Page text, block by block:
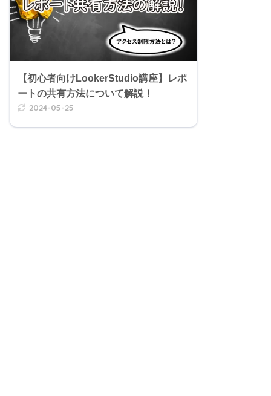
【初心者向けLookerStudio講座】レポ
ートの共有方法について解説！
2024-05-25